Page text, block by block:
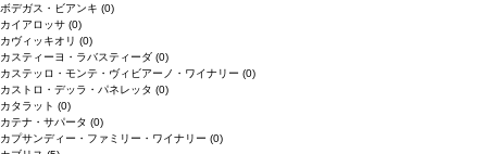
ボデガス・ビアンキ (0)
カイアロッサ (0)
カヴィッキオリ (0)
カスティーヨ・ラバスティーダ (0)
カステッロ・モンテ・ヴィビアーノ・ワイナリー (0)
カストロ・デッラ・パネレッタ (0)
カタラット (0)
カテナ・サパータ (0)
カプサンディー・ファミリー・ワイナリー (0)